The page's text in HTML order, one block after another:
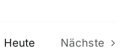
Heute
Nächste